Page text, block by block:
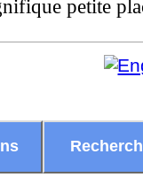
petite